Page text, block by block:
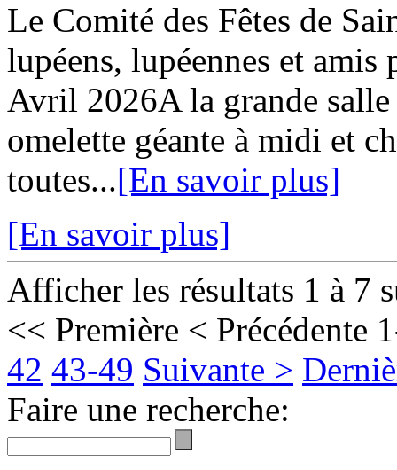
Le Comité des Fêtes de
lupéens, lupéennes et
Avril 2026A la grande
omelette géante à midi et
toutes...[En savoir plus]
[En savoir plus]
Afficher les résultats 1 à 7
<< Première < Précédente
42 43-49 Suivante >
Faire une recherche: